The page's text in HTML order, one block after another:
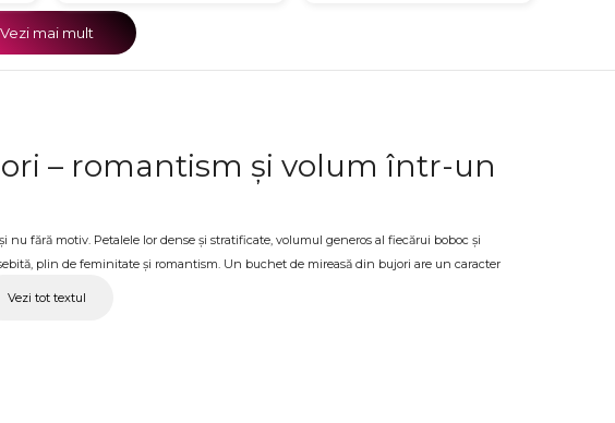
Vezi mai mult
– romantism și volum într-un
fără motiv. Petalele lor dense și stratificate, volumul generos al fiecărui boboc și
plin de feminitate și romantism. Un buchet de mireasă din bujori are un caracter
Bujorii în alb sau crem creează un efect clasic și pur, rozul delicat adaugă tandrețe și
livrează buchete de mireasă din bujori proaspeți, pregătite cu grijă și la timp pentru ziua
Vezi tot textul